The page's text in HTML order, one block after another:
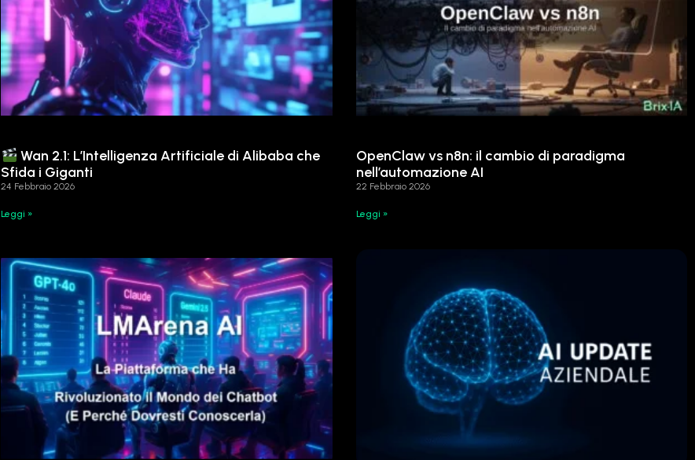
Wan 2.1: L’Intelligenza Artificiale di Alibaba che
Sfida i Giganti
24 Febbraio 2026
Leggi »
OpenClaw vs n8n: il cambio di paradigma
nell’automazione AI
22 Febbraio 2026
Leggi »